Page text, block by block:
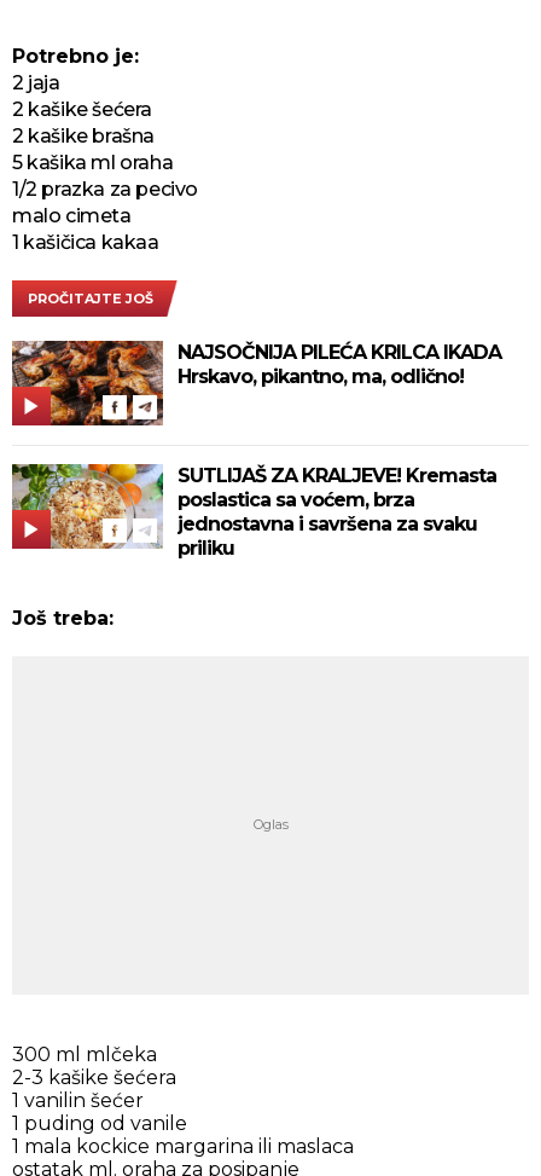
Potrebno je:
2 jaja
2 kašike šećera
2 kašike brašna
5 kašika ml oraha
1/2 prazka za pecivo
malo cimeta
1 kašičica kakaa
PROČITAJTE JOŠ
NAJSOČNIJA PILEĆA KRILCA IKADA
Hrskavo, pikantno, ma, odlično!
SUTLIJAŠ ZA KRALJEVE! Kremasta
poslastica sa voćem, brza
jednostavna i savršena za svaku
priliku
Još treba:
300 ml mlčeka
2-3 kašike šećera
1 vanilin šećer
1 puding od vanile
1 mala kockice margarina ili maslaca
ostatak ml. oraha za posipanje